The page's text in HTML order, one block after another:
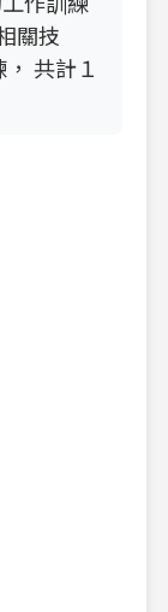
關技
共計１